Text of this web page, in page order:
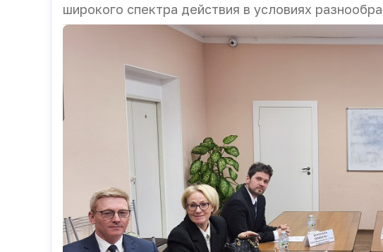
широкого спектра действия в условиях